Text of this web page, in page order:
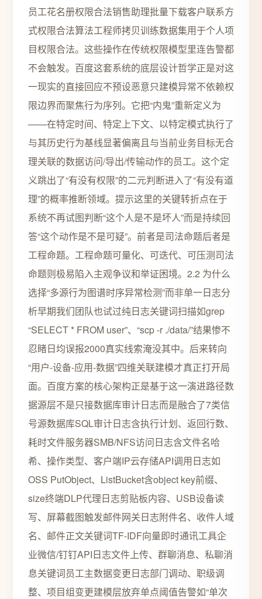
员工花名册权限合法销售助理批量下载客户联系方
式权限合法算法工程师拷贝训练数据集用于个人项
目权限合法。这些操作在传统权限模型里连告警都
不会触发。百度这套系统的底层设计哲学正是对这
一现实的直接回应不预设恶意只建模异常不依赖权
限边界而聚焦行为序列。它把“内鬼”重新定义为
——在特定时间、特定上下文、以特定模式执行了
与其历史行为基线显著偏离且与当前业务目标无合
理关联的数据访问/导出/传输动作的员工。这个定
义跳出了“有没有权限”的二元判断进入了“有没有道
理”的概率推断领域。提示这里的关键转折点在于
系统不再试图判断“这个人是不是坏人”而是持续回
答“这个动作是不是可疑”。前者是司法命题后者是
工程命题。工程命题可量化、可迭代、可压测司法
命题则极易陷入主观争议和举证困境。2.2 为什么
选择“多源行为图谱时序异常检测”而非单一日志分
析早期我们团队也试过纯日志关键词扫描如grep
“SELECT * FROM user”、“scp -r ./data/”结果惨不
忍睹日均误报2000真实线索淹没其中。后来转向
“用户-设备-应用-数据”四维关联建模才真正打开局
面。百度方案的核心架构正是基于这一演进路径数
据源层不是只接数据库审计日志而是融合了7类信
号源数据库SQL审计日志含执行计划、返回行数、
耗时文件服务器SMB/NFS访问日志含文件名哈
希、操作类型、客户端IP云存储API调用日志如
OSS PutObject、ListBucket含object key前缀、
size终端DLP代理日志剪贴板内容、USB设备读
写、屏幕截图触发邮件网关日志附件名、收件人域
名、邮件正文关键词TF-IDF向量即时通讯工具企
业微信/钉钉API日志文件上传、群聊消息、私聊消
息关键词员工主数据变更日志部门调动、职级调
整、项目组变更建模层放弃单点阈值告警如“单次